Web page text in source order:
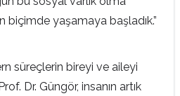
biçimde yaşamaya başladık.”
süreçlerin bireyi ve aileyi
Dr. Güngör, insanın artık